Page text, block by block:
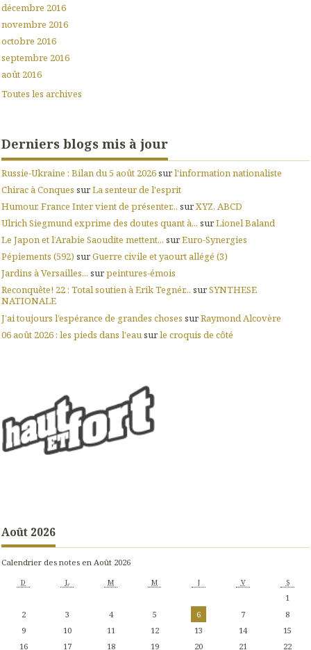
décembre 2016
novembre 2016
octobre 2016
septembre 2016
août 2016
Toutes les archives
Derniers blogs mis à jour
Russie-Ukraine : Bilan du 5 août 2026surl'information nationaliste
Chirac à Conques surLa senteur de l'esprit
Humour. France Inter vient de présenter... surXYZ, ABCD
Ulrich Siegmund exprime des doutes quant à... surLionel Baland
Le Japon et l’Arabie Saoudite mettent... surEuro-Synergies
Pépiements (592) surGuerre civile et yaourt allégé (3)
Jardins à Versailles... surpeintures-émois
Reconquête! 22 : Total soutien à Erik Tegnér... surSYNTHESE
NATIONALE
J’ai toujours l’espérance de grandes choses surRaymond Alcovère
06 août 2026 : les pieds dans l'eausurle croquis de côté
Août 2026
Calendrier des notes en Août 2026
D L M M J V S
1
2
3 4 5 6 7
8
9
10 11 12 13 14
15
16
17 18 19 20 21 22